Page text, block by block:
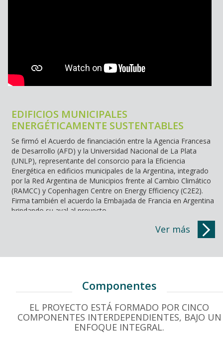
EDIFICIOS MUNICIPALES
ENERGÉTICAMENTE SUSTENTABLES
Se firmó el Acuerdo de financiación entre la Agencia Francesa
de Desarrollo (AFD) y la Universidad Nacional de La Plata
(UNLP), representante del consorcio para la Eficiencia
Energética en edificios municipales de la Argentina, integrado
por la Red Argentina de Municipios frente al Cambio Climático
(RAMCC) y Copenhagen Centre on Energy Efficiency (C2E2).
Firma también el acuerdo la Embajada de Francia en Argentina
brindando su aval al proyecto.
El proyecto cuenta con la financiación de EUROCLIMA+, el
principal programa de cooperación de la Unión Europea para la
Latina, y lo ejecuta localmente a través de la AFD en la
La Universidad Nacional de La Plata (UNLP) es la entidad
responsable y líder del proyecto para su puesta en marcha y
ejecución, junto con la Red Argentina de Municipios frente al
Cambio Climático (RAMCC) y el Centro de Copenhague para la
Eficiencia Energética (C2E2) como socios para la realización
Ver más
Componentes
EL PROYECTO ESTÁ FORMADO POR CINCO
COMPONENTES INTERDEPENDIENTES, BAJO UN
ENFOQUE INTEGRAL.